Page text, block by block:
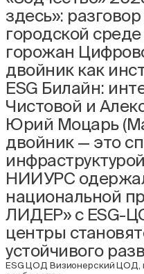
здесь»:
городской
горожан
двойник как
ESG Билайн:
Чистовой и
Юрий Моцарь
двойник — это
НИИУРС
национальной
ЛИДЕР» с ESG-
центры
устойчивого
ESG ЦОД Визионерский ЦОД,